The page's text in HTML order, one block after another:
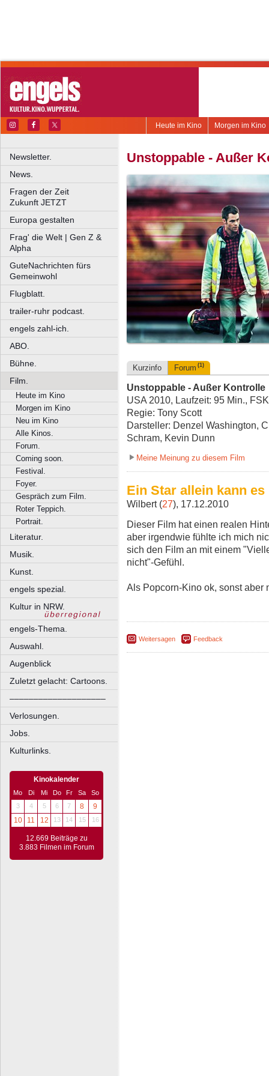
Morgen im Kino
Heute im Kino
Newsletter.
News.
Fragen der Zeit
Zukunft JETZT
Europa gestalten
Frag' die Welt | Gen Z &
Alpha
GuteNachrichten fürs
Gemeinwohl
Flugblatt.
trailer-ruhr podcast.
engels zahl-ich.
ABO.
Bühne.
Film.
Heute im Kino
Morgen im Kino
Neu im Kino
Alle Kinos.
Forum.
Coming soon.
Festival.
Foyer.
Gespräch zum Film.
Roter Teppich.
Portrait.
Literatur.
Musik.
Kunst.
engels spezial.
Kultur in NRW.
engels-Thema.
Auswahl.
Augenblick
Zuletzt gelacht: Cartoons.
––––––––––––––––––––
Verlosungen.
Jobs.
Kulturlinks.
Kinokalender
Mo Di Mi Do Fr Sa
So
3
4 5 6 7 8
9
10
11 12 13 14 15 16
12.669 Beiträge zu
3.883 Filmen im Forum
Unstoppable - Außer
Kurzinfo Forum (1)
Unstoppable - Außer Kontrolle
USA 2010, Laufzeit: 95 Min.,
Regie: Tony Scott
Darsteller: Denzel Washington,
Schram, Kevin Dunn
Meine Meinung zu diesem Film
Ein Star allein kann
Wilbert (27), 17.12.2010
Dieser Film hat einen realen
aber irgendwie fühlte ich mich
sich den Film an mit einem
nicht"-Gefühl.
Als Popcorn-Kino ok, sonst aber
Weitersagen Feedback